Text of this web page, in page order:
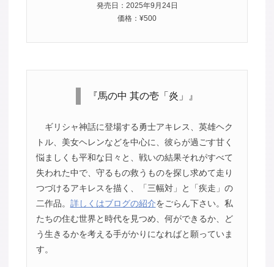
発売日：2025年9月24日
価格：¥500
『馬の中 其の壱「炎」』
ギリシャ神話に登場する勇士アキレス、英雄ヘク
トル、美女ヘレンなどを中心に、彼らが過ごす甘く
悩ましくも平和な日々と、戦いの結果それがすべて
失われた中で、守るもの救うものを探し求めて走り
つづけるアキレスを描く、「三幅対」と「疾走」の
二作品。 詳しくはブログの紹介をごらん下さい。私
たちの住む世界と時代を見つめ、何ができるか、ど
う生きるかを考える手がかりになればと願っていま
す。